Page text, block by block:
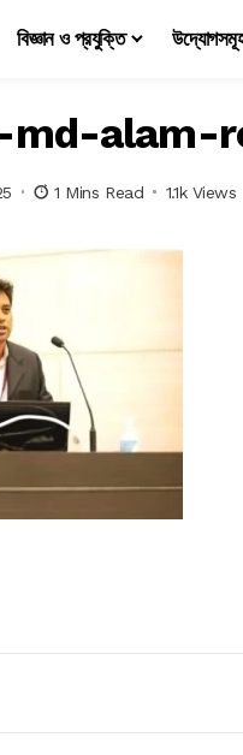
বিজ্ঞান ও প্রযুক্তি
alam-
1 Mins Read 1.1k Views